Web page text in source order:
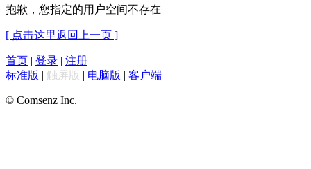
抱歉，您指定的用户空间不存在
[ 点击这里返回上一页 ]
首页 | 登录 | 注册
标准版 | 触屏版 | 电脑版 | 客户端
© Comsenz Inc.